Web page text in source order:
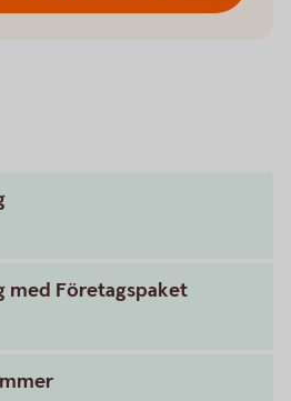
med Företagspaket